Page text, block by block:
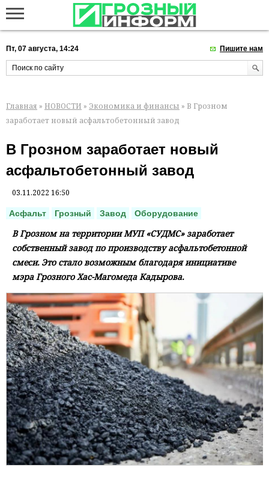
Пт, 07 августа, 14:24 Пишите нам
Главная » НОВОСТИ » Экономика и финансы » В Грозном
заработает новый асфальтобетонный завод
В Грозном заработает новый
асфальтобетонный завод
03.11.2022 16:50
Асфальт Грозный Завод Оборудование
В Грозном на территории МУП «СУДМС» заработает
собственный завод по производству асфальтобетонной
смеси. Это стало возможным благодаря инициативе
мэра Грозного Хас-Магомеда Кадырова.